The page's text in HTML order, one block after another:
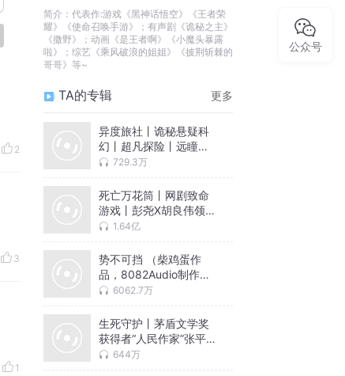
2
3
1
简介： 代表作:游戏《黑神话悟空》《王者荣
耀》《使命召唤手游》；有声剧《诡秘之主》
《撒野》；动画《是王者啊》《小魔头暴露
啦》；综艺《乘风破浪的姐姐》《披荆斩棘的
哥哥》等~
TA的专辑 更多
异度旅社丨诡秘悬疑科
幻丨超凡探险丨远瞳原
著8082Audio制作丨多
729.3万
死亡万花筒丨网剧致命
游戏丨彭尧X胡良伟领衔
丨西子绪原著丨灵异/悬
死万
1.64亿
势不可挡 （柴鸡蛋作
品，8082Audio制作，
多人小说剧）
6062.7万
生死守护丨茅盾文学奖
获得者“人民作家”张平又
一力作
644万
公众号